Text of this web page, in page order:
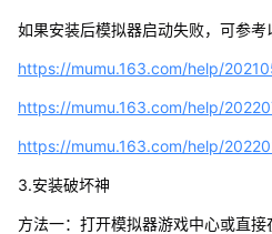
如果安装后模拟器启动失败，可参考
https://mumu.163.com/help/
https://mumu.163.com/help/
https://mumu.163.com/help/
3.安装破坏神
方法一：打开模拟器游戏中心或直接